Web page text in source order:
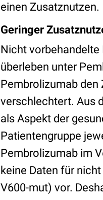
einen Zusatznutzen.
Geringer
Nicht vorbehandelte
überleben unter
Pembrolizumab den
verschlechtert. Aus
als Aspekt der
Patientengruppe
Pembrolizumab im
keine Daten für
V600-mut) vor.